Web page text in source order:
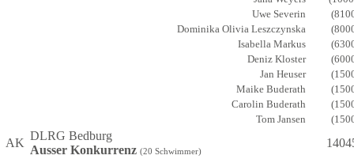
Uwe Severin
Dominika Olivia Leszczynska
Isabella Markus
Deniz Kloster
Jan Heuser
Maike Buderath
Carolin Buderath
Tom Jansen
AK
DLRG Bedburg
Ausser Konkurrenz (20 Schwimmer)